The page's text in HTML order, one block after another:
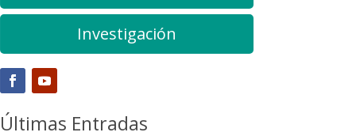
Investigación
Últimas Entradas